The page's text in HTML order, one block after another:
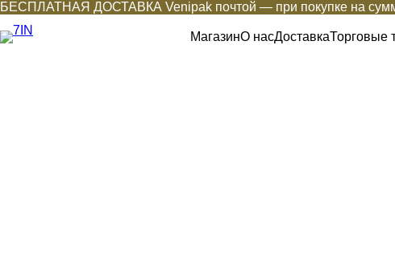
БЕСПЛАТНАЯ ДОСТАВКА Venipak почтой — при покупке на
МагазинО насДоставкаТорговые